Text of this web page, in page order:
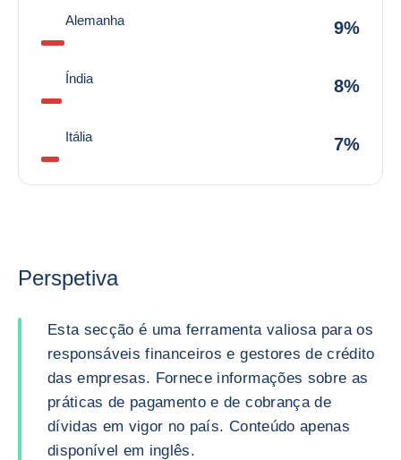
Alemanha 9%
Índia 8%
Itália 7%
Perspetiva
Esta secção é uma ferramenta valiosa para os
responsáveis financeiros e gestores de crédito
das empresas. Fornece informações sobre as
práticas de pagamento e de cobrança de
dívidas em vigor no país. Conteúdo apenas
disponível em inglês.